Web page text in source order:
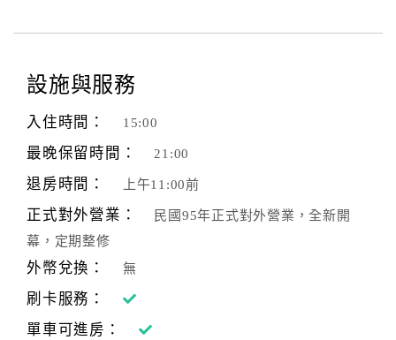
設施與服務
入住時間： 15:00
最晚保留時間： 21:00
退房時間： 上午11:00前
正式對外營業：
民國95年正式對外營業，全新開
幕，定期整修
外幣兌換： 無
刷卡服務：
單車可進房：